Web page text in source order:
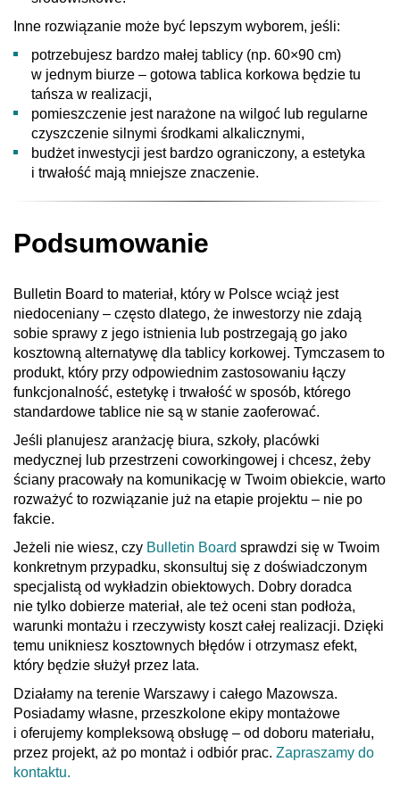
Inne rozwiązanie może być lepszym wyborem, jeśli:
potrzebujesz bardzo małej tablicy (np. 60×90 cm)
w jednym biurze – gotowa tablica korkowa będzie tu
tańsza w realizacji,
pomieszczenie jest narażone na wilgoć lub regularne
czyszczenie silnymi środkami alkalicznymi,
budżet inwestycji jest bardzo ograniczony, a estetyka
i trwałość mają mniejsze znaczenie.
Podsumowanie
Bulletin Board to materiał, który w Polsce wciąż jest
niedoceniany – często dlatego, że inwestorzy nie zdają
sobie sprawy z jego istnienia lub postrzegają go jako
kosztowną alternatywę dla tablicy korkowej. Tymczasem to
produkt, który przy odpowiednim zastosowaniu łączy
funkcjonalność, estetykę i trwałość w sposób, którego
standardowe tablice nie są w stanie zaoferować.
Jeśli planujesz aranżację biura, szkoły, placówki
medycznej lub przestrzeni coworkingowej i chcesz, żeby
ściany pracowały na komunikację w Twoim obiekcie, warto
rozważyć to rozwiązanie już na etapie projektu – nie po
fakcie.
Jeżeli nie wiesz, czy Bulletin Board sprawdzi się w Twoim
konkretnym przypadku, skonsultuj się z doświadczonym
specjalistą od wykładzin obiektowych. Dobry doradca
nie tylko dobierze materiał, ale też oceni stan podłoża,
warunki montażu i rzeczywisty koszt całej realizacji. Dzięki
temu unikniesz kosztownych błędów i otrzymasz efekt,
który będzie służył przez lata.
Działamy na terenie Warszawy i całego Mazowsza.
Posiadamy własne, przeszkolone ekipy montażowe
i oferujemy kompleksową obsługę – od doboru materiału,
przez projekt, aż po montaż i odbiór prac. Zapraszamy do
kontaktu.